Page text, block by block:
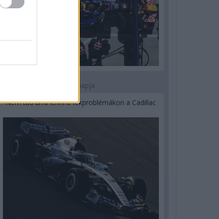
2 napja
Nem tud úrrá lenni a fékproblémákon a Cadillac